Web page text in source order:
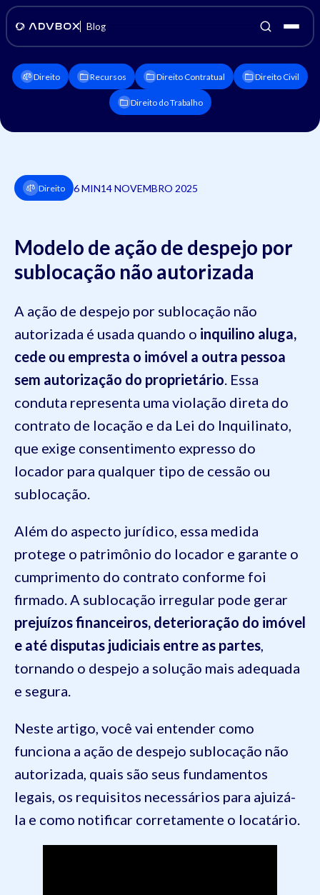
Blog
Direito Recursos Direito Contratual Direito Civil
Direito do Trabalho
Direito 6 MIN14 NOVEMBRO 2025
Modelo de ação de despejo por
sublocação não autorizada
A ação de despejo por sublocação não
autorizada é usada quando o inquilino aluga,
cede ou empresta o imóvel a outra pessoa
sem autorização do proprietário. Essa
conduta representa uma violação direta do
contrato de locação e da Lei do Inquilinato,
que exige consentimento expresso do
locador para qualquer tipo de cessão ou
sublocação.
Além do aspecto jurídico, essa medida
protege o patrimônio do locador e garante o
cumprimento do contrato conforme foi
firmado. A sublocação irregular pode gerar
prejuízos financeiros, deterioração do imóvel
e até disputas judiciais entre as partes,
tornando o despejo a solução mais adequada
e segura.
Neste artigo, você vai entender como
funciona a ação de despejo sublocação não
autorizada, quais são seus fundamentos
legais, os requisitos necessários para ajuizá-
la e como notificar corretamente o locatário.